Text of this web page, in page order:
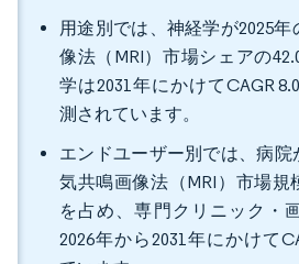
用途別では、神経学が2025
像法（MRI）市場シェアの
学は2031年にかけてCAGR
測されています。
エンドユーザー別では、病院
気共鳴画像法（MRI）市場規
を占め、専門クリニック・
2026年から2031年にかけて